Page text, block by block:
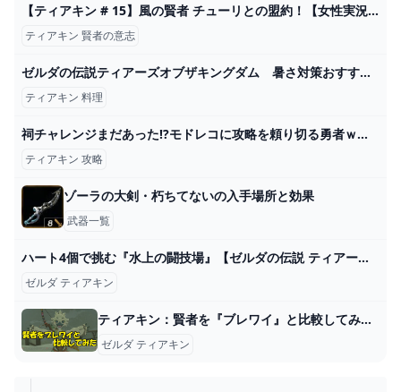
【ティアキン # 15】風の賢者 チューリとの盟約！【女性実況】 - YouTube
ティアキン 賢者の意志
ゼルダの伝説ティアーズオブザキングダム 暑さ対策おすすめ料理 ひんやり煮込み果実作り方 ＃４８６ 【ティアキン】 - YouTube
ティアキン 料理
祠チャレンジまだあった⁉モドレコに攻略を頼り切る勇者ｗｗｗ祠ノルマ10😈(賢者の遺志コンプリート)【ゼルダの伝説 ティアーズ オブ ザ キングダム】Part201 - YouTube
ティアキン 攻略
ゾーラの大剣・朽ちてないの入手場所と効果
武器一覧
ハート4個で挑む『水上の闘技場』【ゼルダの伝説 ティアーズ オブ ザ キングダム】#025 - YouTube
ゼルダ ティアキン
ティアキン：賢者を『ブレワイ』と比較してみた。1番変化があったキャラクターは？【ゼルダ ティアーズ オブ ザ キングダム日記＃48】 - 電撃オンライン
ゼルダ ティアキン